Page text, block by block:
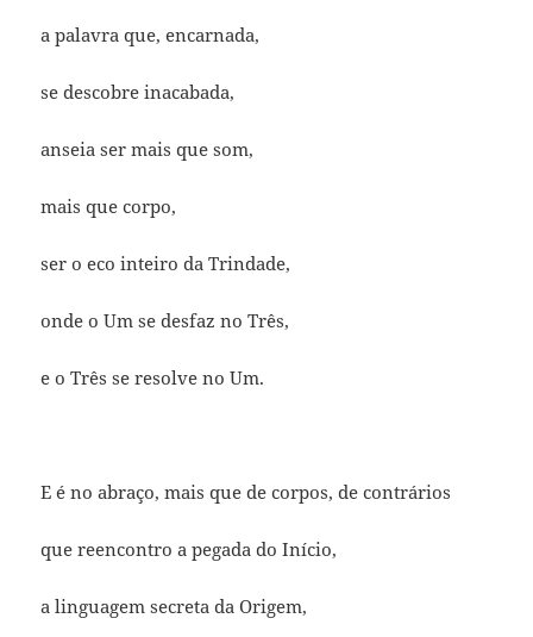
a palavra que, encarnada,
se descobre inacabada,
anseia ser mais que som,
mais que corpo,
ser o eco inteiro da Trindade,
onde o Um se desfaz no Três,
e o Três se resolve no Um.
E é no abraço, mais que de corpos, de contrários
que reencontro a pegada do Início,
a linguagem secreta da Origem,